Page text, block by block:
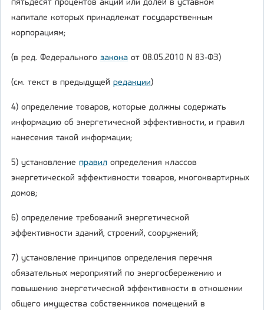
пятьдесят процентов акций или долей в уставном
капитале которых принадлежат государственным
корпорациям;
(в ред. Федерального закона от 08.05.2010 N 83-ФЗ)
(см. текст в предыдущей редакции)
4) определение товаров, которые должны содержать
информацию об энергетической эффективности, и правил
нанесения такой информации;
5) установление правил определения классов
энергетической эффективности товаров, многоквартирных
домов;
6) определение требований энергетической
эффективности зданий, строений, сооружений;
7) установление принципов определения перечня
обязательных мероприятий по энергосбережению и
повышению энергетической эффективности в отношении
общего имущества собственников помещений в